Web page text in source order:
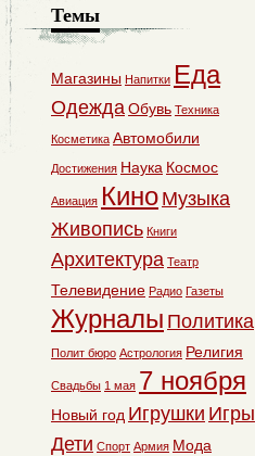
Темы
Магазины Напитки Еда
ОдеждаОбувь Техника
Косметика Автомобили
Достижения Наука Космос
Авиация Кино Музыка
Живопись Книги
Архитектура Театр
Телевидение Радио Газеты
Журналы Политика
Полит бюро Астрология Религия
Свадьбы 1 мая 7 ноября
Новый год Игрушки Игры
Дети Спорт Армия Мода